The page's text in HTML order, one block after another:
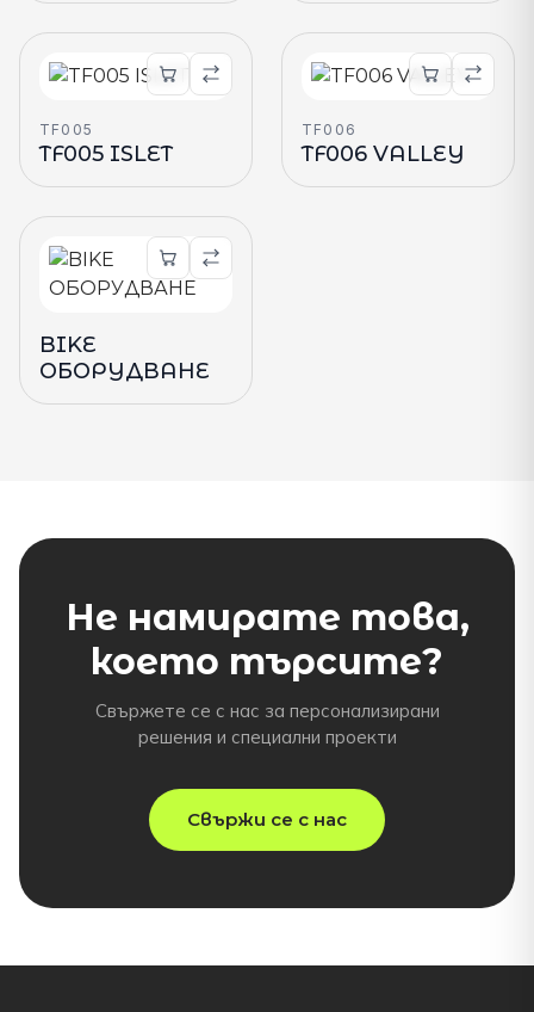
TF005
TF005 ISLET
TF006
TF006 VALLEY
BIKE
ОБОРУДВАНЕ
Не намирате това,
което търсите?
Свържете се с нас за персонализирани
решения и специални проекти
Свържи се с нас